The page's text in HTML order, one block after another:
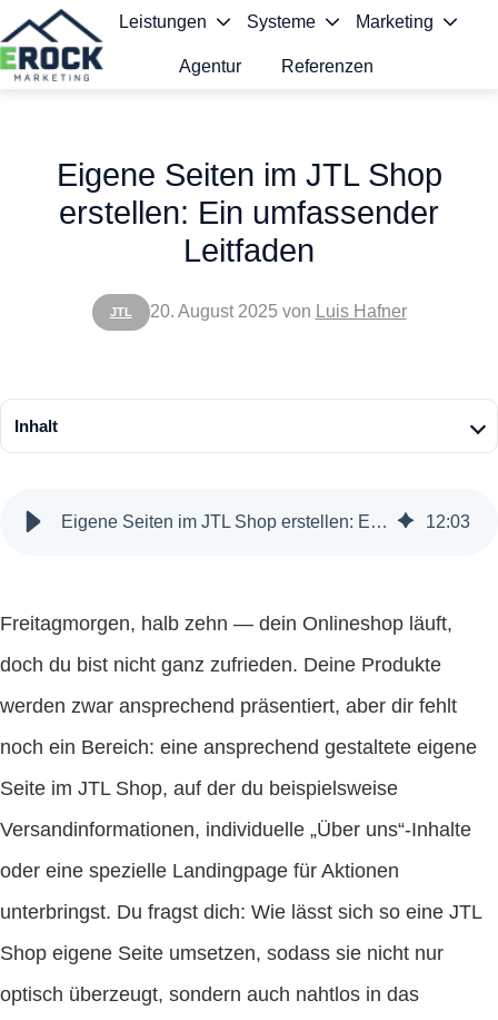
Leistungen Systeme Marketing
Agentur Referenzen
JTL
Eigene Seiten im JTL Shop
erstellen: Ein umfassender
Leitfaden
20. August 2025 von Luis Hafner
Inhalt
Eigene Seiten im JTL Shop erstellen: Ein umfassender Leitfaden 12:03
Freitagmorgen, halb zehn — dein Onlineshop läuft,
doch du bist nicht ganz zufrieden. Deine Produkte
werden zwar ansprechend präsentiert, aber dir fehlt
noch ein Bereich: eine ansprechend gestaltete eigene
Seite im JTL Shop, auf der du beispielsweise
Versandinformationen, individuelle „Über uns“-Inhalte
oder eine spezielle Landingpage für Aktionen
unterbringst. Du fragst dich: Wie lässt sich so eine JTL
Shop eigene Seite umsetzen, sodass sie nicht nur
optisch überzeugt, sondern auch nahtlos in das